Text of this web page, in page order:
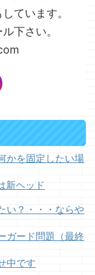
ています。
下さい。
かを固定したい場
新ヘッド
い？・・・ならや
ガード問題（最終
中です